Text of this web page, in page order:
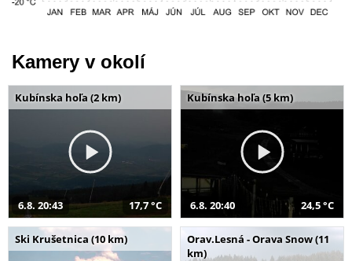
Kamery v okolí
Kubínska hoľa (2 km)
6.8. 20:43 17,7 °C
Kubínska hoľa (5 km)
6.8. 20:40 24,5 °C
Ski Krušetnica (10 km)
Orav.Lesná - Orava Snow (11
km)